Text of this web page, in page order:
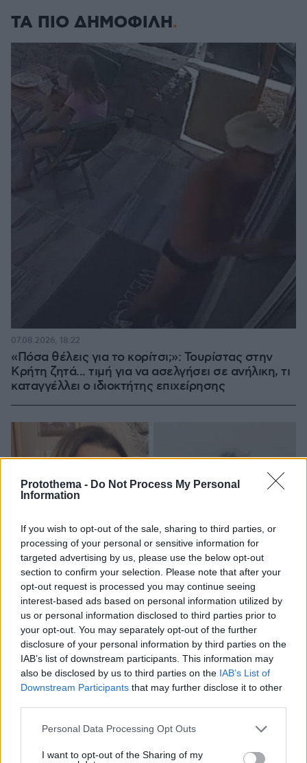
Protothema - Do Not Process My Personal
Information
If you wish to opt-out of the sale, sharing to third parties, or
processing of your personal or sensitive information for
targeted advertising by us, please use the below opt-out
section to confirm your selection. Please note that after your
opt-out request is processed you may continue seeing
interest-based ads based on personal information utilized by
us or personal information disclosed to third parties prior to
your opt-out. You may separately opt-out of the further
disclosure of your personal information by third parties on the
IAB’s list of downstream participants. This information may
also be disclosed by us to third parties on the IAB’s List of
Downstream Participants that may further disclose it to other
Please note that this website/app uses one or more Google
not limited to your visit or usage behaviour. You may click to
Personal Data Processing Opt Outs
I want to opt-out of the Sharing of my
ΤΑ ΠΙΟ ΔΗΜΟΦΙΛΗ
«Πόσα θέλεις για το κορίτσι;»: Τουρίστας στην
Κρήτη ζητά... τιμή για να ασελγήσει σε ανήλικη, τι
καταγγέλλει ο ιδιοκτήτης επιχείρησης
07.08.2026, 18:22
Ο «Δράκος» του Λονδίνου: 40χρονος με
προβλήματα όρασης σκότωνε και βίαζε γυναίκες,